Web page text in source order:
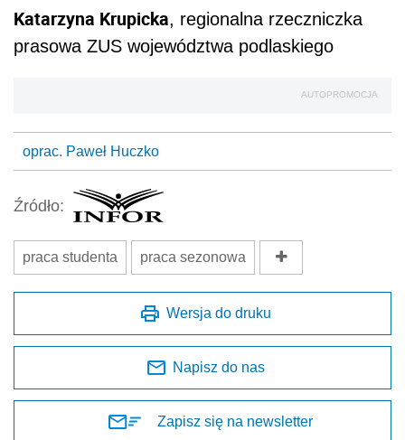
Katarzyna Krupicka, regionalna rzeczniczka
prasowa ZUS województwa podlaskiego
AUTOPROMOCJA
oprac. Paweł Huczko
Źródło:
praca studenta praca sezonowa
Wersja do druku
Napisz do nas
Zapisz się na newsletter